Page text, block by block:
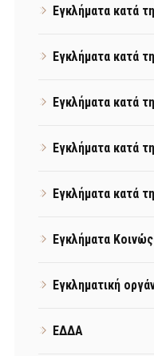
Εγκλήματα κατά
Εγκλήματα κατά
Εγκλήματα κατά
Εγκλήματα κατά
Εγκλήματα κατά
Εγκλήματα
Εγκληματική
ΕΔΔΑ